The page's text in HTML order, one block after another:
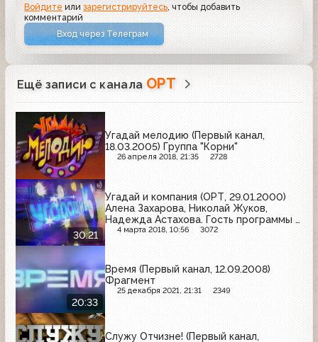
Войдите илизарегистрируйтесь , чтобы добавить
комментарий
Вход через Телеграм
Ещё записи с канала ОРТ
Угадай мелодию (Первый канал,
18.03.2005) Группа "Корни"
26 апреля 2018, 21:35 2728
30:21
Угадай и компания (ОРТ, 29.01.2000)
Алена Захарова, Николай Жуков,
Надежда Астахова. Гость программы -
Александр Малинин
4 марта 2018, 10:56 3072
20:33
Время (Первый канал, 12.09.2008)
Фрагмент
25 декабря 2021, 21:31 2349
Служу Отчизне! (Первый канал,